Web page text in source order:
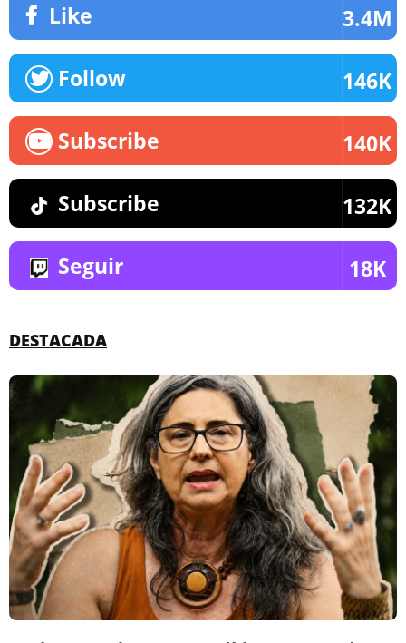
Like 3.4M
Follow 146K
Subscribe 140K
Subscribe 132K
Seguir 18K
DESTACADA